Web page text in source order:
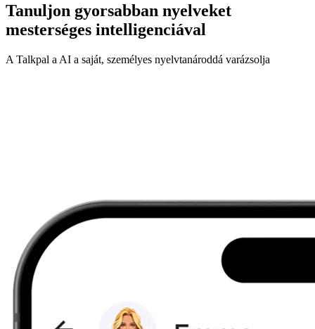
Tanuljon gyorsabban nyelveket
mesterséges intelligenciával
A Talkpal a AI a saját, személyes nyelvtanároddá varázsolja